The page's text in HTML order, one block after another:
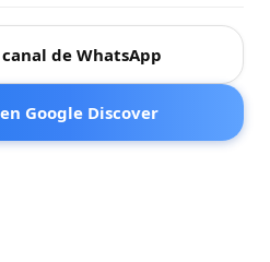
de WhatsApp
Google Discover